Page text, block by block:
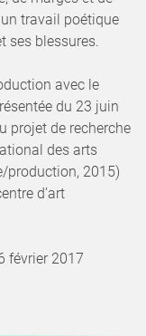
travail poétique
ses blessures.
avec le
du 23 juin
projet de recherche
des arts
production, 2015)
d’art
février 2017